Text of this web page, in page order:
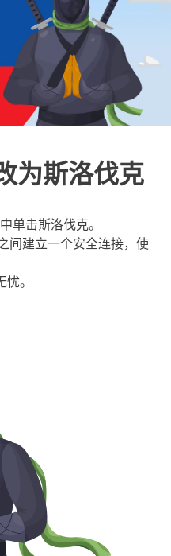
为斯洛伐克
单击斯洛伐克。
间建立一个安全连接，使
。